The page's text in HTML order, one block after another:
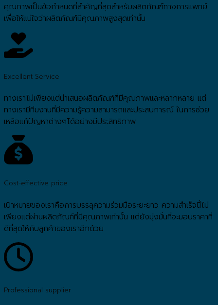
คุณภาพเป็นข้อกำหนดที่สำคัญที่สุดสำหรับผลิตภัณฑ์ทางการแพทย์
เพื่อให้แน่ใจว่าผลิตภัณฑ์มีคุณภาพสูงสุดเท่านั้น
Excellent Service
ทางเราไม่เพียงแต่นำเสนอผลิตภัณฑ์ที่มีคุณภาพและหลากหลาย แต่
ทางเรามีทีมงานที่มีความรู้ความสามารถและประสบการณ์ ในการช่วย
เหลือแก้ปัญหาต่างๆได้อย่างมีประสิทธิภาพ
Cost-effective price
เป้าหมายของเราคือการบรรลุความร่วมมือระยะยาว ความสำเร็จนี้ไม่
เพียงแต่ผ่านผลิตภัณฑ์ที่มีคุณภาพเท่านั้น แต่ยังมุ่งมั่นที่จะมอบราคาที่
ดีที่สุดให้กับลูกค้าของเราอีกด้วย
Professional supplier